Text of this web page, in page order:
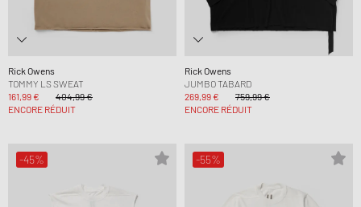
Rick Owens
TOMMY LS SWEAT
161,99 €
404,99 €
ENCORE RÉDUIT
Rick Owens
JUMBO TABARD
269,99 €
759,99 €
ENCORE RÉDUIT
-45% -55%